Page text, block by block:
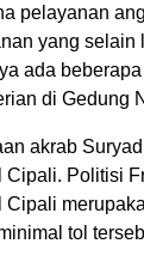
pelayanan
yang selain
ada
di Gedung
akrab
Cipali. Politisi
Cipali
tol